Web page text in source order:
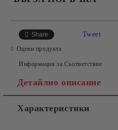
Съгласен съм с
Ние ще се свържем с вас в
Share Tweet
Оцени продукта
Информация за Съответствие
Детайлно описание
Характеристики